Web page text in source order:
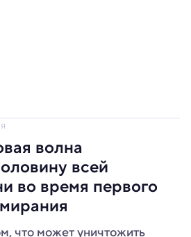
волна
всей
во время первого
что может уничтожить